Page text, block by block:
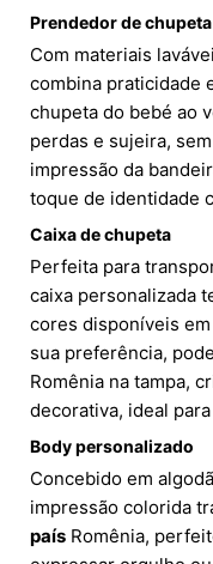
Prendedor de chupeta
Com materiais
combina praticidade
chupeta do bebé ao
perdas e sujeira,
impressão da
toque de identidade
Caixa de chupeta
Perfeita para
caixa personalizada
cores disponíveis
sua preferência,
Romênia na tampa,
decorativa, ideal
Body personalizado
Concebido em
impressão colorida
país Romênia,